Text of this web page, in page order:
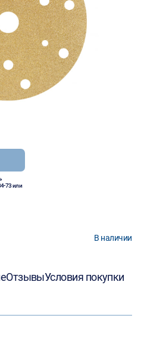
73или
В наличии
ОтзывыУсловия покупки